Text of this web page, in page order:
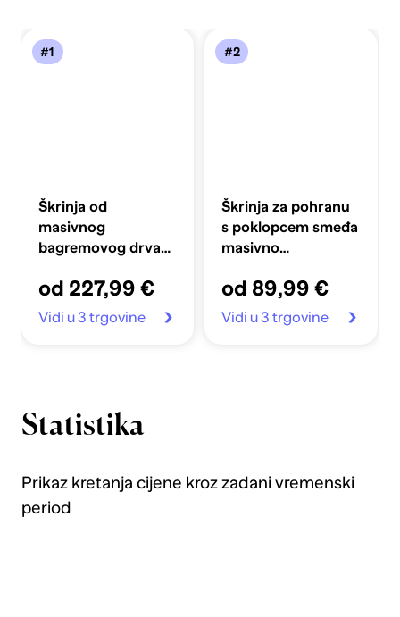
#1
Škrinja od
masivnog
bagremovog drva
od 227,99 €
Vidi u 3 trgovine
#2
Škrinja za pohranu
s poklopcem smeđa
masivno
od 89,99 €
Vidi u 3 trgovine
Statistika
Prikaz kretanja cijene kroz zadani vremenski
period